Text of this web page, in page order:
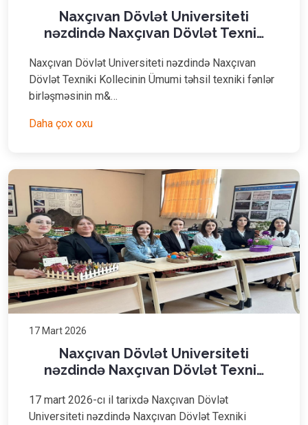
Naxçıvan Dövlət Universiteti
nəzdində Naxçıvan Dövlət Texni…
Naxçıvan Dövlət Universiteti nəzdində Naxçıvan
Dövlət Texniki Kollecinin Ümumi təhsil texniki fənlər
birləşməsinin m&…
Daha çox oxu
17 Mart 2026
Naxçıvan Dövlət Universiteti
nəzdində Naxçıvan Dövlət Texni…
17 mart 2026-cı il tarixdə Naxçıvan Dövlət
Universiteti nəzdində Naxçıvan Dövlət Texniki